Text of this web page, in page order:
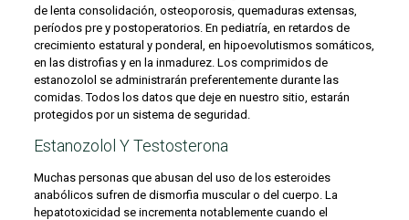
de lenta consolidación, osteoporosis, quemaduras extensas,
períodos pre y postoperatorios. En pediatría, en retardos de
crecimiento estatural y ponderal, en hipoevolutismos somáticos,
en las distrofias y en la inmadurez. Los comprimidos de
estanozolol se administrarán preferentemente durante las
comidas. Todos los datos que deje en nuestro sitio, estarán
protegidos por un sistema de seguridad.
Estanozolol Y Testosterona
Muchas personas que abusan del uso de los esteroides
anabólicos sufren de dismorfia muscular o del cuerpo. La
hepatotoxicidad se incrementa notablemente cuando el